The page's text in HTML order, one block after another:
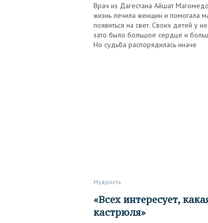
Врач из Дагестана Айшат
жизнь лечила женщин и помогала
появиться на свет. Своих детей у
зато было большое сердце и
Но судьба распорядилась иначе
Мудрость
«Всех интересует, какая у нас
кастрюля»